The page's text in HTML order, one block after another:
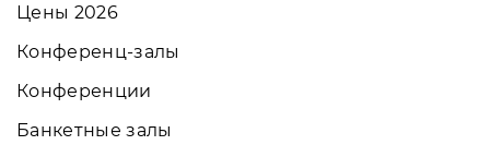
Цены 2026
Конференц-залы
Конференции
Банкетные залы